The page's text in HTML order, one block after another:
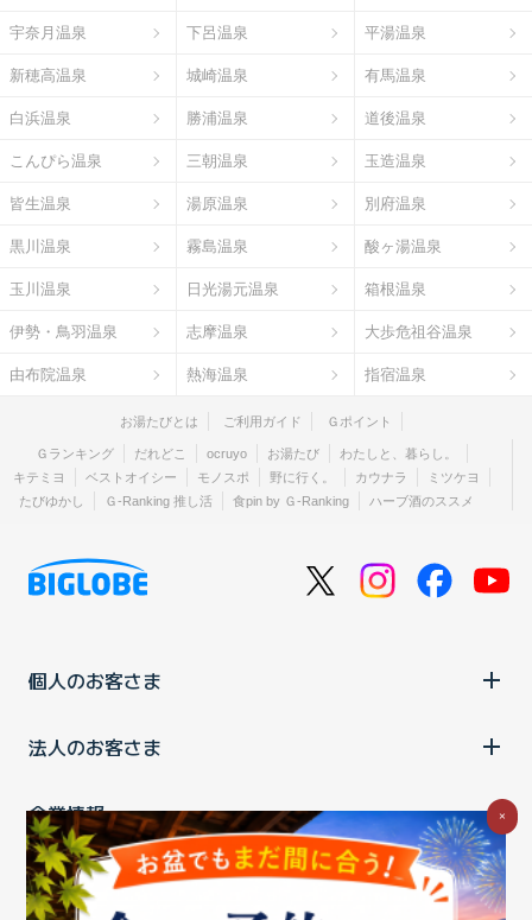
宇奈月温泉 下呂温泉 平湯温泉
新穂高温泉 城崎温泉 有馬温泉
白浜温泉 勝浦温泉 道後温泉
こんぴら温泉 三朝温泉 玉造温泉
皆生温泉 湯原温泉 別府温泉
黒川温泉 霧島温泉 酸ヶ湯温泉
玉川温泉 日光湯元温泉 箱根温泉
伊勢・鳥羽温泉 志摩温泉 大歩危祖谷温泉
由布院温泉 熱海温泉 指宿温泉
お湯たびとは ご利用ガイド Ｇポイント
Ｇランキング だれどこ ocruyo お湯たび
わたしと、暮らし。
キテミヨ
ベストオイシー モノスポ 野に行く。 カウナラ
ミツケヨ
たびゆかし
Ｇ-Ranking 推し活 食pin by Ｇ-Ranking ハーブ酒のススメ
個人のお客さま
法人のお客さま
企業情報
ご利用中の方
×